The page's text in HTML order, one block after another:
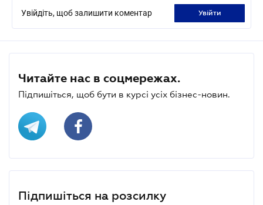
Увійдіть, щоб залишити коментар увійти
Читайте нас в соцмережах.
Підпишіться, щоб бути в курсі усіх бізнес-новин.
Підпишіться на розсилку